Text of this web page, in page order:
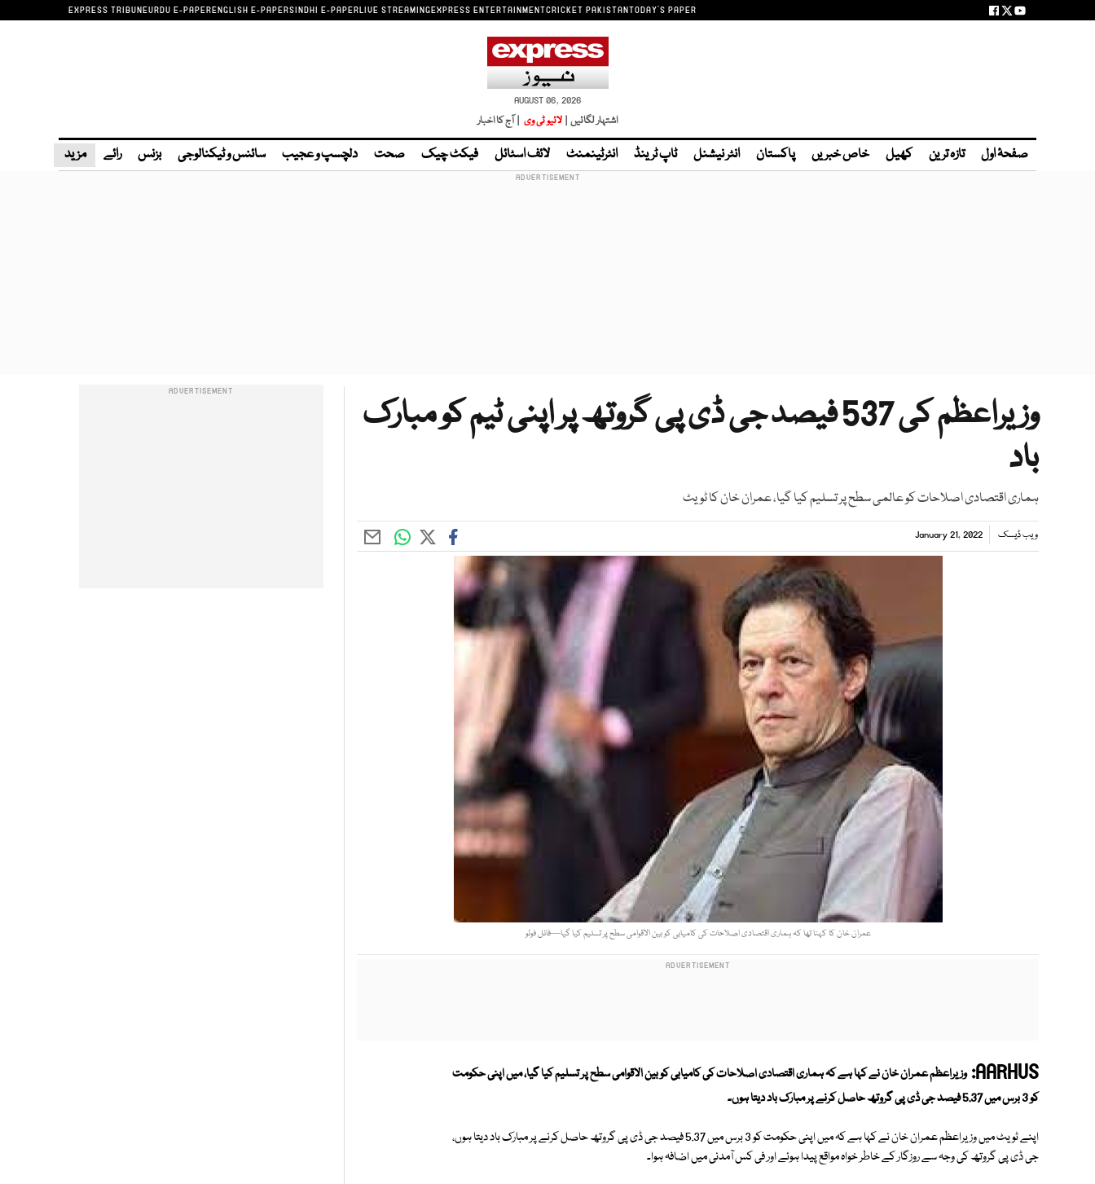
EXPRESS TRIBUNEURDU E-PAPERENGLISH E-PAPERSINDHI E-PAPERLIVE STREAMINGEXPRESS ENTERTAINMENTCRICKET PAKISTANTODAY'S PAPER
AUGUST 06, 2026
اشتہار لگائیں | لائیو ٹی وی | آج کا اخبار
صفحۂ اول تازہ ترین کھیل خاص خبریں پاکستان انٹر نیشنل ٹاپ ٹرینڈ انٹرٹینمنٹ لائف اسٹائل فیکٹ چیک صحت دلچسپ و عجیب سائنس و ٹیکنالوجی بزنس رائے مزید
وزیراعظم کی 537 فیصد جی ڈی پی گروتھ پر اپنی ٹیم کو مبارک
باد
ہماری اقتصادی اصلاحات کو عالمی سطح پر تسلیم کیا گیا، عمران خان کا ٹویٹ
ویب ڈیسک January 21, 2022
عمران خان کا کہنا تھا کہ ہماری اقتصادی اصلاحات کی کامیابی کو بین الاقوامی سطح پر تسلیم کیا گیا—فائل فوٹو
AARHUS: وزیراعظم عمران خان نے کہا ہے کہ ہماری اقتصادی اصلاحات کی کامیابی کو بین الاقوامی سطح پر تسلیم کیا گیا، میں اپنی حکومت
کو 3 برس میں 5.37 فیصد جی ڈی پی گروتھ حاصل کرنے پر مبارک باد دیتا ہوں۔
اپنے ٹویٹ میں وزیراعظم عمران خان نے کہا ہے کہ میں اپنی حکومت کو 3 برس میں 5.37 فیصد جی ڈی پی گروتھ حاصل کرنے پر مبارک باد دیتا ہوں،
جی ڈی پی گروتھ کی وجہ سے روزگار کے خاطر خواہ مواقع پیدا ہوئے اور فی کس آمدنی میں اضافہ ہوا۔